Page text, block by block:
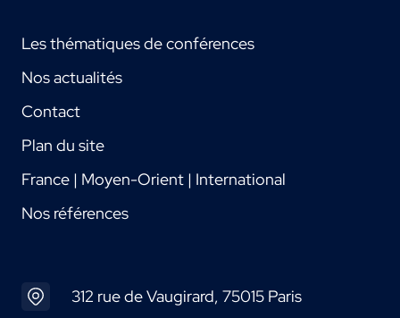
Les thématiques de conférences
Nos actualités
Contact
Plan du site
France | Moyen-Orient | International
Nos références
312 rue de Vaugirard, 75015 Paris